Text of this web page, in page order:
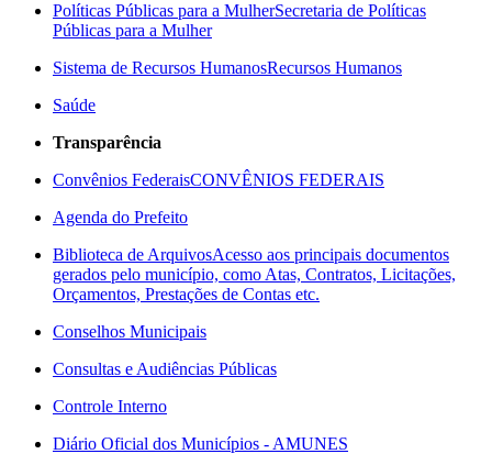
Políticas Públicas para a MulherSecretaria de Políticas
Públicas para a Mulher
Sistema de Recursos HumanosRecursos Humanos
Saúde
Transparência
Convênios FederaisCONVÊNIOS FEDERAIS
Agenda do Prefeito
Biblioteca de ArquivosAcesso aos principais documentos
gerados pelo município, como Atas, Contratos, Licitações,
Orçamentos, Prestações de Contas etc.
Conselhos Municipais
Consultas e Audiências Públicas
Controle Interno
Diário Oficial dos Municípios - AMUNES